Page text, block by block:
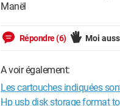
Manël
Répondre (6) Moi
A voir également:
Les cartouches indiquées
Hp usb disk storage format